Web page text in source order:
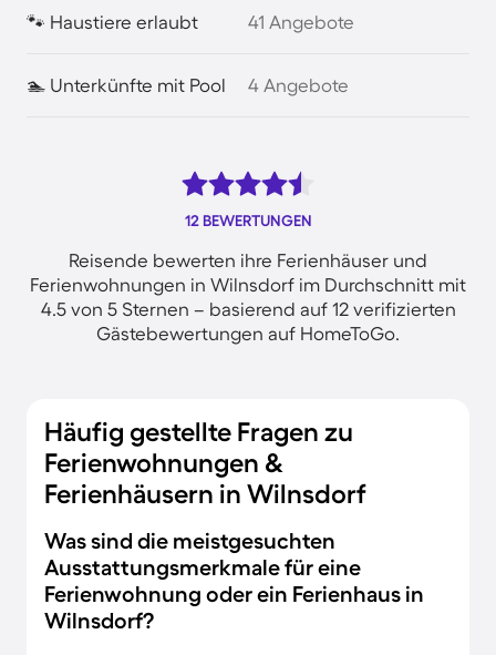
🐾 Haustiere erlaubt 41 Angebote
🏊 Unterkünfte mit Pool 4 Angebote
12 BEWERTUNGEN
Reisende bewerten ihre Ferienhäuser und
Ferienwohnungen in Wilnsdorf im Durchschnitt mit
4.5 von 5 Sternen – basierend auf 12 verifizierten
Gästebewertungen auf HomeToGo.
Häufig gestellte Fragen zu
Ferienwohnungen &
Ferienhäusern in Wilnsdorf
Was sind die meistgesuchten
Ausstattungsmerkmale für eine
Ferienwohnung oder ein Ferienhaus in
Wilnsdorf?